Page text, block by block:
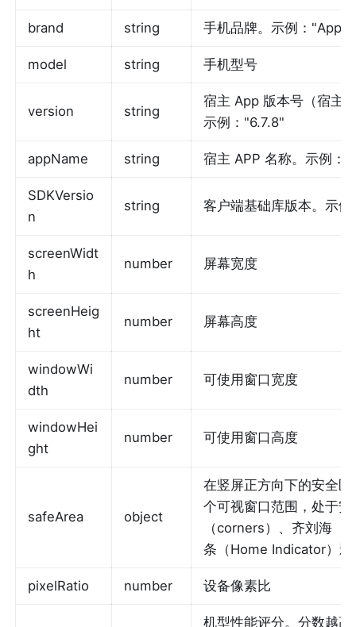
brand string 手机品牌。示例：
model string 手机型号
version string
宿主 App 版本号（宿主
示例："6.7.8"
appName string 宿主 APP 名称。示例：
SDKVersio
n
string 客户端基础库版本。示
screenWidt
h
number 屏幕宽度
screenHeig
ht
number 屏幕高度
windowWi
dth
number 可使用窗口宽度
windowHei
ght
number 可使用窗口高度
safeArea object
在竖屏正方向下的安全
个可视窗口范围，处于
（corners）、齐刘海
条（Home Indicator）影
pixelRatio number 设备像素比
机型性能评分。分数越